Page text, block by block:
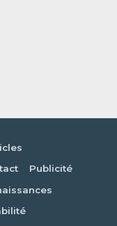
Publicité